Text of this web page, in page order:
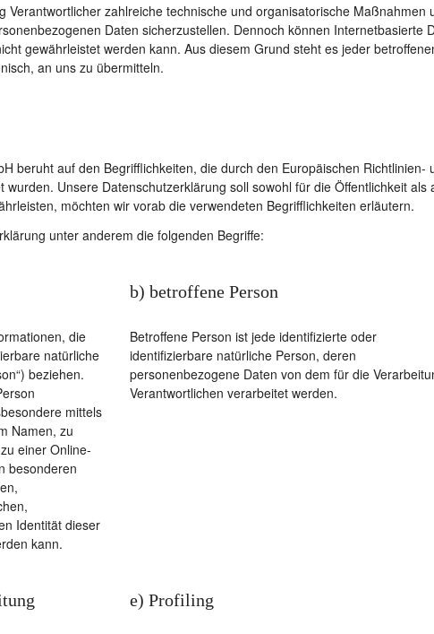
Verantwortlicher zahlreiche technische und organisatorische
Daten sicherzustellen. Dennoch können Internetbasierte
gewährleistet werden kann. Aus diesem Grund steht es jeder
an uns zu übermitteln.
beruht auf den Begrifflichkeiten, die durch den Europäischen
wurden. Unsere Datenschutzerklärung soll sowohl für die Öffentlichkeit
möchten wir vorab die verwendeten Begrifflichkeiten erläutern.
unter anderem die folgenden Begriffe:
die
natürliche
beziehen.
mittels
Namen, zu
einer Online-
besonderen
Identität dieser
kann.
b) betroffene Person
Betroffene Person ist jede identifizierte oder
identifizierbare natürliche Person, deren
personenbezogene Daten von dem für die
Verantwortlichen verarbeitet werden.
e) Profiling